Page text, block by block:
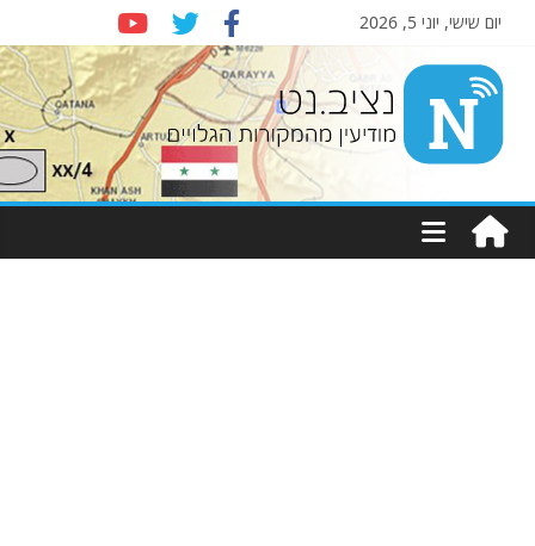
יום שישי, יוני 5, 2026
Nziv.net
מודיעין
מהמקורות